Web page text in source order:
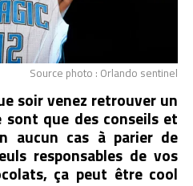
Source photo : Orlando sentinel
soir venez retrouver un
sont que des conseils et
aucun cas à parier de
responsables de vos
ça peut être cool